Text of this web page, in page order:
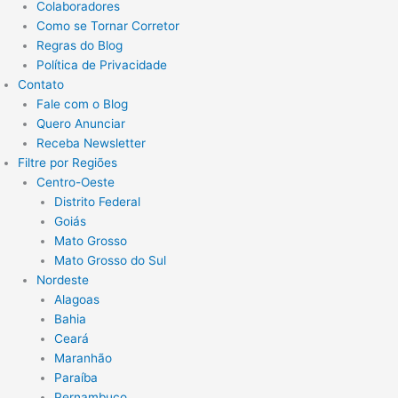
Colaboradores
Como se Tornar Corretor
Regras do Blog
Política de Privacidade
Contato
Fale com o Blog
Quero Anunciar
Receba Newsletter
Filtre por Regiões
Centro-Oeste
Distrito Federal
Goiás
Mato Grosso
Mato Grosso do Sul
Nordeste
Alagoas
Bahia
Ceará
Maranhão
Paraíba